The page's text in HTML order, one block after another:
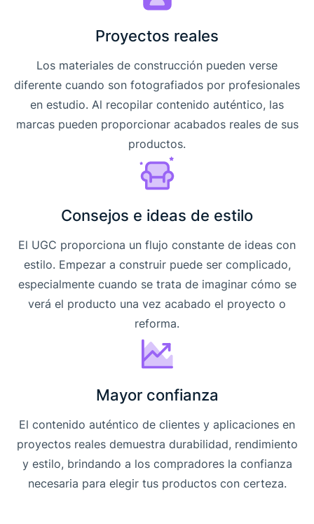
Proyectos reales
Los materiales de construcción pueden verse
diferente cuando son fotografiados por profesionales
en estudio. Al recopilar contenido auténtico, las
marcas pueden proporcionar acabados reales de sus
productos.
Consejos e ideas de estilo
El UGC proporciona un flujo constante de ideas con
estilo. Empezar a construir puede ser complicado,
especialmente cuando se trata de imaginar cómo se
verá el producto una vez acabado el proyecto o
reforma.
Mayor confianza
El contenido auténtico de clientes y aplicaciones en
proyectos reales demuestra durabilidad, rendimiento
y estilo, brindando a los compradores la confianza
necesaria para elegir tus productos con certeza.